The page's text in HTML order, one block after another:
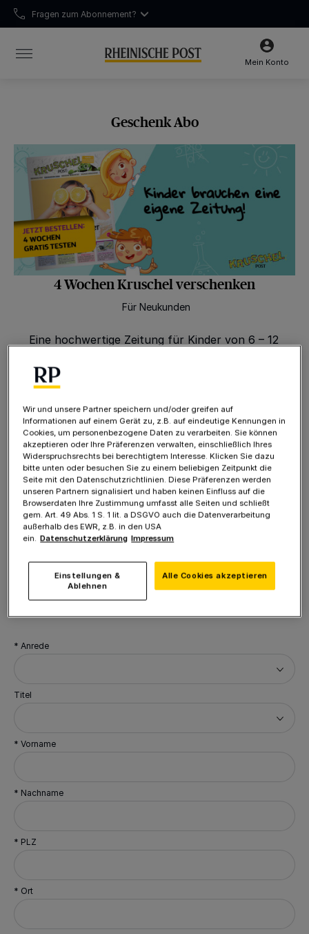
Chatten Sie mit uns
Unsere Öffnungszeiten:
Mo-Fr 6:30–16:00 Uhr | Sa 6:30–12:00 Uhr
Fragen zum Abonnement?
Mein Konto
Geschenk Abo
4 Wochen Kruschel verschenken
Für Neukunden
Eine hochwertige Zeitung für Kinder von 6 – 12
Kindgerecht aufbereitete Themen & Nachrichten
Spannende Mitmachaktionen
Tolle Ausflugs-, Spiele- und Buchtipps
Sollten wir innerhalb der 4 Wochen nichts von
Ihnen hören, profitieren Sie auch im Anschluss
von allen Vorteilen
4 Wochen kostenlos! Anschließend ab 10,90 € pro
Monat.
Daten des Beschenkten
* Anrede
Titel
* Vorname
* Nachname
* PLZ
* Ort
Wir und unsere Partner speichern und/oder greifen auf
Informationen auf einem Gerät zu, z.B. auf eindeutige Kennungen in
Cookies, um personenbezogene Daten zu verarbeiten. Sie können
akzeptieren oder Ihre Präferenzen verwalten, einschließlich Ihres
Widerspruchsrechts bei berechtigtem Interesse. Klicken Sie dazu
bitte unten oder besuchen Sie zu einem beliebigen Zeitpunkt die
Seite mit den Datenschutzrichtlinien. Diese Präferenzen werden
unseren Partnern signalisiert und haben keinen Einfluss auf die
Browserdaten Ihre Zustimmung umfasst alle Seiten und schließt
gem. Art. 49 Abs. 1 S. 1 lit. a DSGVO auch die Datenverarbeitung
außerhalb des EWR, z.B. in den USA
ein. Datenschutzerklärung Impressum
Einstellungen &
Ablehnen
Alle Cookies akzeptieren